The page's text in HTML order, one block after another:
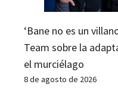
‘Bane no es un
Team sobre la
el murciélago
8 de agosto de 2026